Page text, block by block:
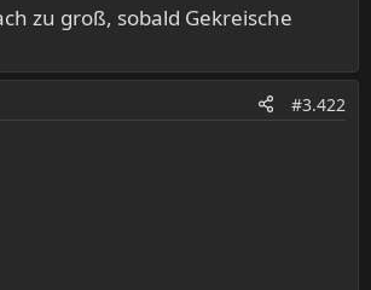
zu groß, sobald Gekreische
#3.422